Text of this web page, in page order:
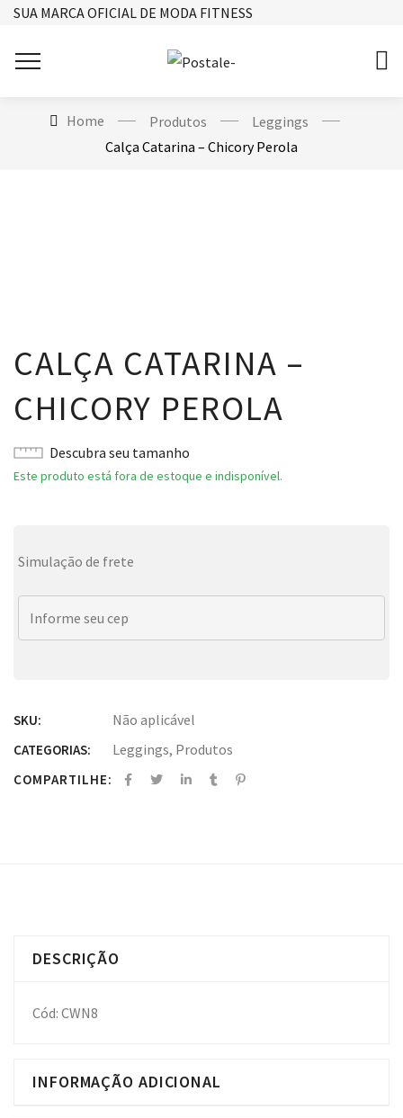
SUA MARCA OFICIAL DE MODA FITNESS
Home Produtos
Leggings
Calça Catarina – Chicory Perola
CALÇA CATARINA –
CHICORY PEROLA
Descubra seu tamanho
Este produto está fora de estoque e indisponível.
Simulação de frete
SKU: Não aplicável
CATEGORIAS: Leggings, Produtos
COMPARTILHE:
DESCRIÇÃO
Cód: CWN8
INFORMAÇÃO ADICIONAL